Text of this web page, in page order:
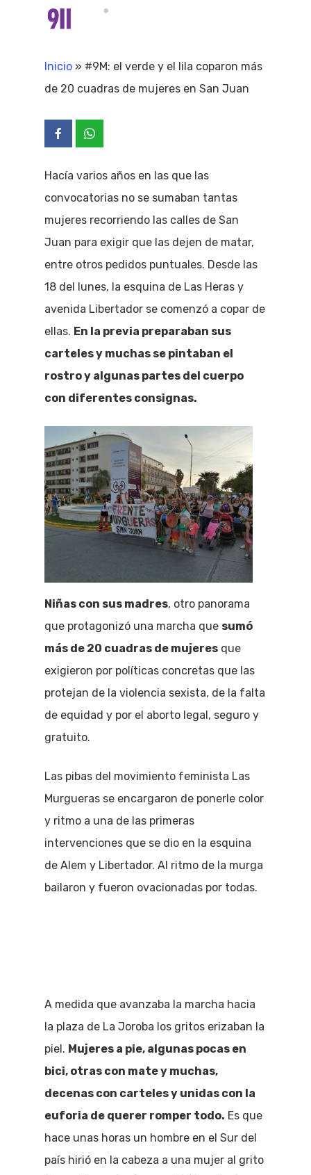
Inicio » #9M: el verde y el lila coparon más
de 20 cuadras de mujeres en San Juan
Hacía varios años en las que las
convocatorias no se sumaban tantas
mujeres recorriendo las calles de San
Juan para exigir que las dejen de matar,
entre otros pedidos puntuales. Desde las
18 del lunes, la esquina de Las Heras y
avenida Libertador se comenzó a copar de
ellas. En la previa preparaban sus
carteles y muchas se pintaban el
rostro y algunas partes del cuerpo
con diferentes consignas.
Niñas con sus madres, otro panorama
que protagonizó una marcha que sumó
más de 20 cuadras de mujeres que
exigieron por políticas concretas que las
protejan de la violencia sexista, de la falta
de equidad y por el aborto legal, seguro y
gratuito.
Las pibas del movimiento feminista Las
Murgueras se encargaron de ponerle color
y ritmo a una de las primeras
intervenciones que se dio en la esquina
de Alem y Libertador. Al ritmo de la murga
bailaron y fueron ovacionadas por todas.
A medida que avanzaba la marcha hacia
la plaza de La Joroba los gritos erizaban la
piel. Mujeres a pie, algunas pocas en
bici, otras con mate y muchas,
decenas con carteles y unidas con la
euforia de querer romper todo. Es que
hace unas horas un hombre en el Sur del
país hirió en la cabeza a una mujer al grito